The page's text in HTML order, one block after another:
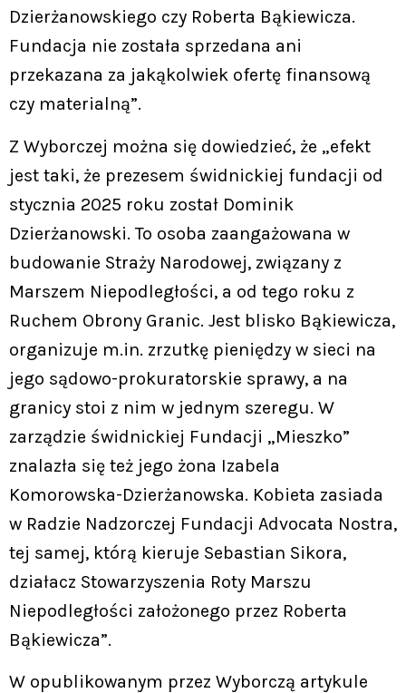
Dzierżanowskiego czy Roberta Bąkiewicza.
Fundacja nie została sprzedana ani
przekazana za jakąkolwiek ofertę finansową
czy materialną”.
Z Wyborczej można się dowiedzieć, że „efekt
jest taki, że prezesem świdnickiej fundacji od
stycznia 2025 roku został Dominik
Dzierżanowski. To osoba zaangażowana w
budowanie Straży Narodowej, związany z
Marszem Niepodległości, a od tego roku z
Ruchem Obrony Granic. Jest blisko Bąkiewicza,
organizuje m.in. zrzutkę pieniędzy w sieci na
jego sądowo-prokuratorskie sprawy, a na
granicy stoi z nim w jednym szeregu. W
zarządzie świdnickiej Fundacji „Mieszko”
znalazła się też jego żona Izabela
Komorowska-Dzierżanowska. Kobieta zasiada
w Radzie Nadzorczej Fundacji Advocata Nostra,
tej samej, którą kieruje Sebastian Sikora,
działacz Stowarzyszenia Roty Marszu
Niepodległości założonego przez Roberta
Bąkiewicza”.
W opublikowanym przez Wyborczą artykule